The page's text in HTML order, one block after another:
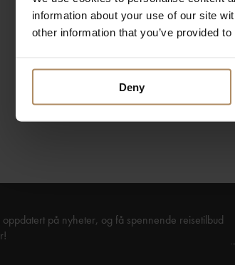
information about your use of our site
other information that you’ve provided
Deny
🌞 3 netter i valgt romkategori
🌞 Frokost hver morgen
Gyldig for opphold 20.
på nyheter, og få spennende reisetilbud